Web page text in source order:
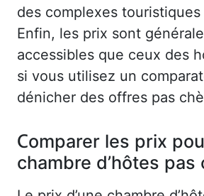
des complexes touristiques
Enfin, les prix sont
accessibles que ceux des
si vous utilisez un
dénicher des offres pas
Comparer les prix
chambre d’hôtes pas